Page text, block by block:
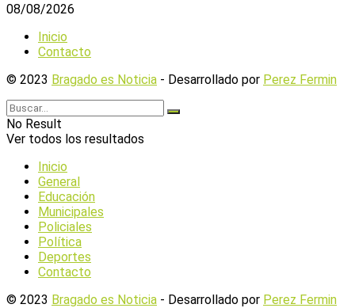
08/08/2026
Inicio
Contacto
© 2023 Bragado es Noticia - Desarrollado por Perez Fermin
No Result
Ver todos los resultados
Inicio
General
Educación
Municipales
Policiales
Política
Deportes
Contacto
© 2023 Bragado es Noticia - Desarrollado por Perez Fermin